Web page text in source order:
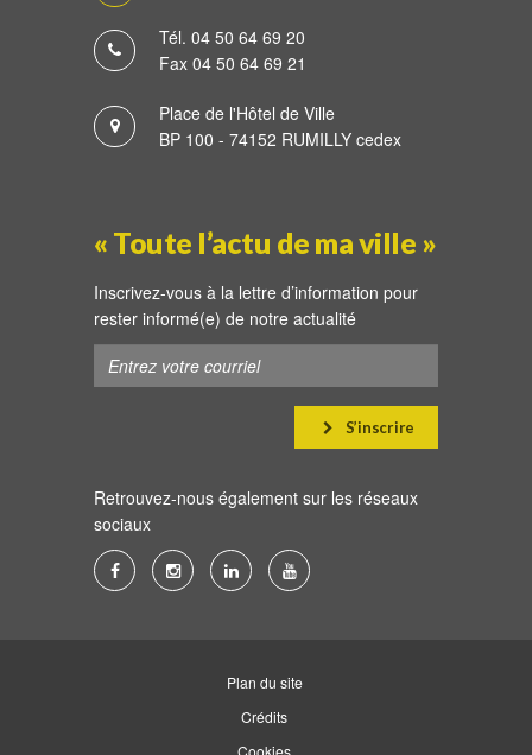
Tél. 04 50 64 69 20
Fax 04 50 64 69 21
Place de l'Hôtel de Ville
BP 100 - 74152 RUMILLY cedex
« Toute l’actu de ma ville »
Inscrivez-vous à la lettre d’information pour
rester informé(e) de notre actualité
S’inscrire
Retrouvez-nous également sur les réseaux
sociaux
Lien
Lien
Instagram
Lien
Linkedin
Lien
Youtube
Plan du site
Crédits
Cookies